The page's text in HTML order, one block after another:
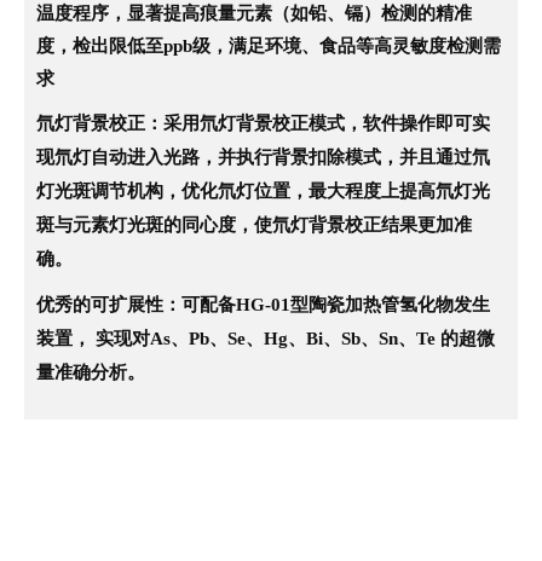
温度程序，显著提高痕量元素（如铅、镉）检测的精准
度，检出限低至ppb级，满足环境、食品等高灵敏度检测需
求
氘灯背景校正 ：采用氘灯背景校正模式，软件操作即可实
现氘灯自动进入光路，并执行背景扣除模式，并且通过氘
灯光斑调节机构，优化氘灯位置，最大程度上提高氘灯光
斑与元素灯光斑的同心度，使氘灯背景校正结果更加准
确。
优秀的可扩展性 ：可配备HG-01型陶瓷加热管氢化物发生
装置， 实现对As、Pb、Se、Hg、Bi、Sb、Sn、Te 的超微
量准确分析。